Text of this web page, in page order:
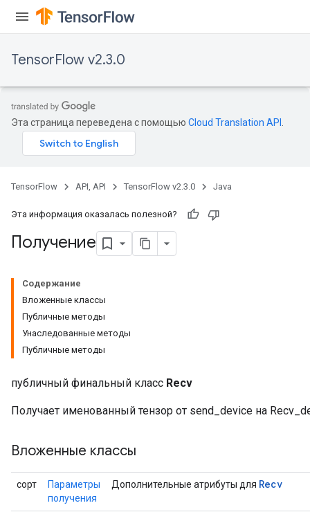
TensorFlow v2.3.0
Эта страница переведена с помощью Cloud Translation API
TensorFlow API, API TensorFlow v2.3.0 Java
Эта информация оказалась полезной?
Получение
Содержание
Вложенные классы
Публичные методы
Унаследованные методы
Публичные методы
публичный финальный класс Recv
Получает именованный тензор от send_device на
Вложенные классы
сорт
Параметры
получения
Дополнительные атрибуты для Recv